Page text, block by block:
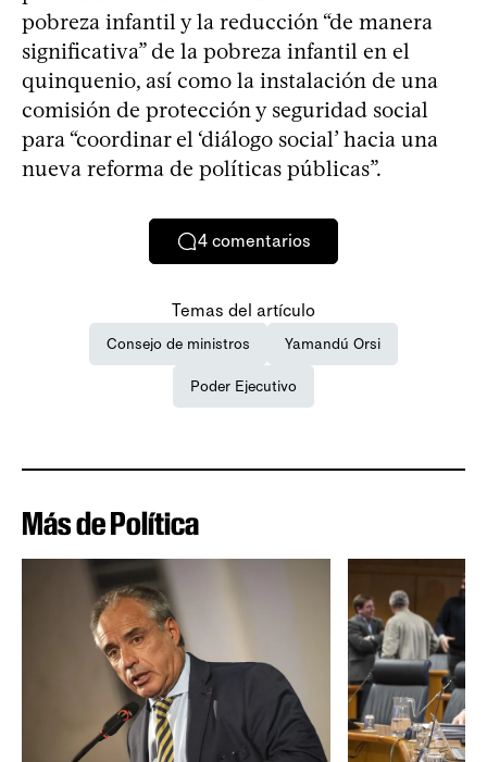
pobreza infantil y la reducción “de manera
significativa” de la pobreza infantil en el
quinquenio, así como la instalación de una
comisión de protección y seguridad social
para “coordinar el ‘diálogo social’ hacia una
nueva reforma de políticas públicas”.
4 comentarios
Temas del artículo
Consejo de ministros Yamandú Orsi
Poder Ejecutivo
Más de Política